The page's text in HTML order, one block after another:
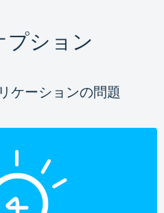
プション
ケーションの問題